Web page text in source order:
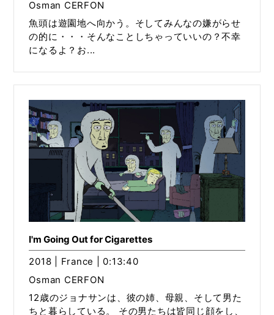
Osman CERFON
魚頭は遊園地へ向かう。そしてみんなの嫌がらせ
の的に・・・そんなことしちゃっていいの？不幸
になるよ？お...
I'm Going Out for Cigarettes
2018 | France | 0:13:40
Osman CERFON
12歳のジョナサンは、彼の姉、母親、そして男た
ちと暮らしている。 その男たちは皆同じ顔をし、